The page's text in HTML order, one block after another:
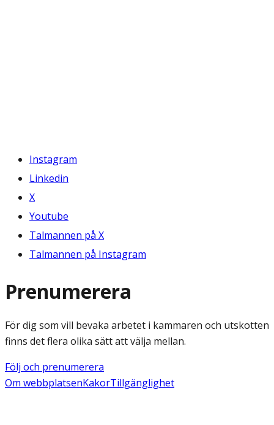
Instagram
Linkedin
X
Youtube
Talmannen på X
Talmannen på Instagram
Prenumerera
För dig som vill bevaka arbetet i kammaren och utskotten
finns det flera olika sätt att välja mellan.
Följ och prenumerera
Om webbplatsenKakorTillgänglighet